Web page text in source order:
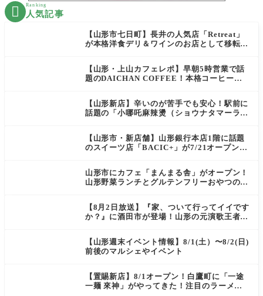
 Ranking
人気記事
【山形市七日町】長井の人気店「Retreat」
が本格洋食デリ＆ワインのお店として移転オ
【山形・上山カフェレポ】早朝5時営業で話
題のDAICHAN COFFEE！本格コーヒーを
【山形新店】辛いのが苦手でも安心！駅前に
話題の「小哪吒麻辣燙（ショウナタマーラー
【山形市・新店舗】山形銀行本店1階に話題
のスイーツ店「BACIC+」が7/21オープン！
山形市にカフェ「まんまる舎」がオープン！
山形野菜ランチとグルテンフリーおやつの新
【8月2日放送】『家、ついて行ってイイです
か？』に酒田市が登場！山形の元演歌王者
【山形週末イベント情報】8/1(土）〜8/2(日)
前後のマルシェやイベント
【置賜新店】8/1オープン！白鷹町に「一途
一麺 來神」がやってきた！注目のラーメン